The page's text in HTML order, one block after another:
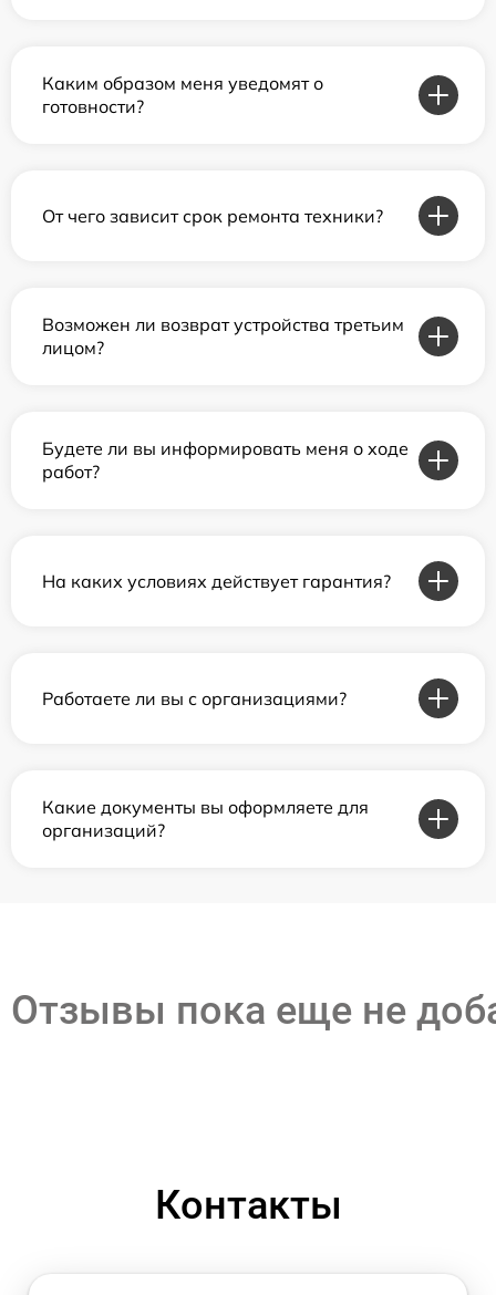
Каким образом меня уведомят о
готовности?
От чего зависит срок ремонта техники?
Возможен ли возврат устройства третьим
лицом?
Будете ли вы информировать меня о ходе
работ?
На каких условиях действует гарантия?
Работаете ли вы с организациями?
Какие документы вы оформляете для
организаций?
Отзывы пока еще не
Контакты